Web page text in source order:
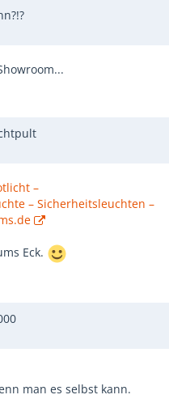
–
– Sicherheitsleuchten –
Eck.
man es selbst kann.